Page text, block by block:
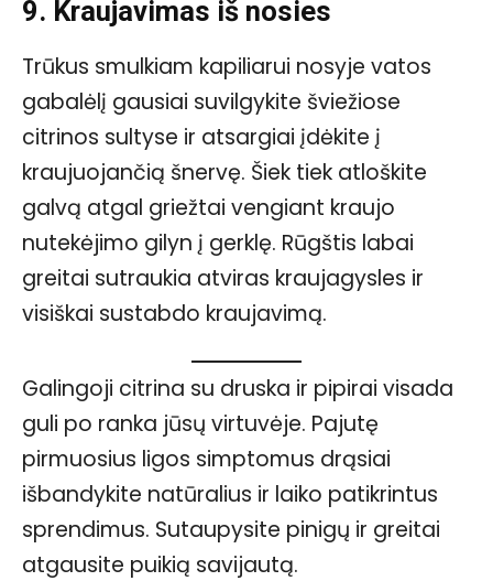
9. Kraujavimas iš nosies
Trūkus smulkiam kapiliarui nosyje vatos
gabalėlį gausiai suvilgykite šviežiose
citrinos sultyse ir atsargiai įdėkite į
kraujuojančią šnervę. Šiek tiek atloškite
galvą atgal griežtai vengiant kraujo
nutekėjimo gilyn į gerklę. Rūgštis labai
greitai sutraukia atviras kraujagysles ir
visiškai sustabdo kraujavimą.
Galingoji citrina su druska ir pipirai visada
guli po ranka jūsų virtuvėje. Pajutę
pirmuosius ligos simptomus drąsiai
išbandykite natūralius ir laiko patikrintus
sprendimus. Sutaupysite pinigų ir greitai
atgausite puikią savijautą.